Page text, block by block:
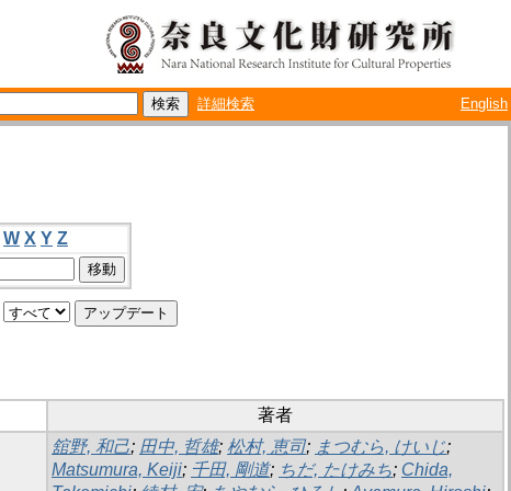
詳細検索 English
W X Y Z
著者
舘野, 和己; 田中, 哲雄; 松村, 恵司; まつむら, けいじ;
Matsumura, Keiji; 千田, 剛道; ちだ, たけみち; Chida,